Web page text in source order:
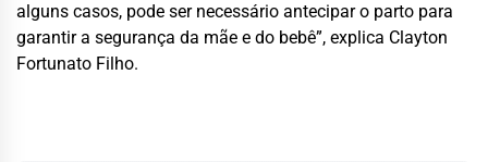
alguns casos, pode ser necessário antecipar o parto para
garantir a segurança da mãe e do bebê”, explica Clayton
Fortunato Filho.